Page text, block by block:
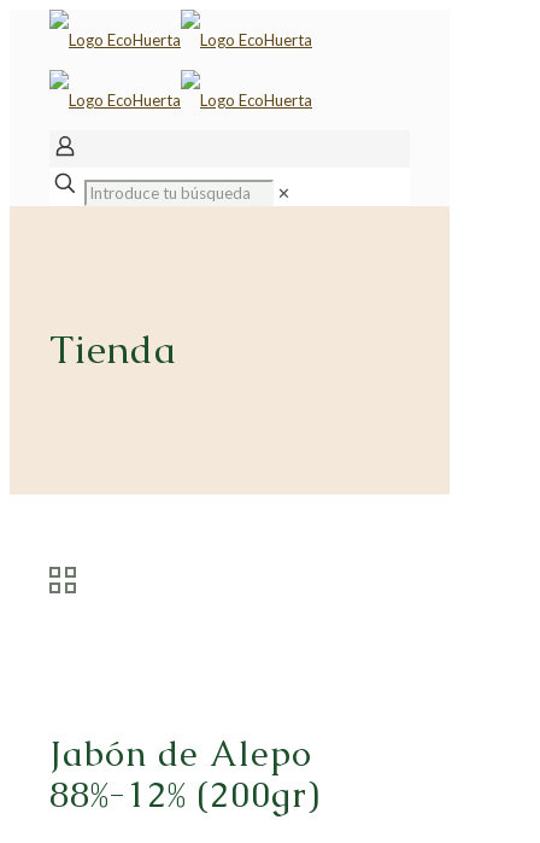
✕
Tienda
Jabón de Alepo
88%-12% (200gr)